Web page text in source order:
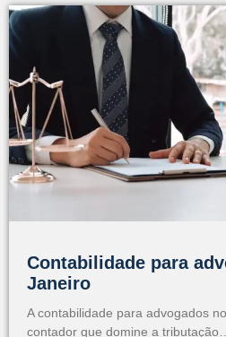
Contabilidade para
Janeiro
A contabilidade para advogados
contador que domine a tributação…